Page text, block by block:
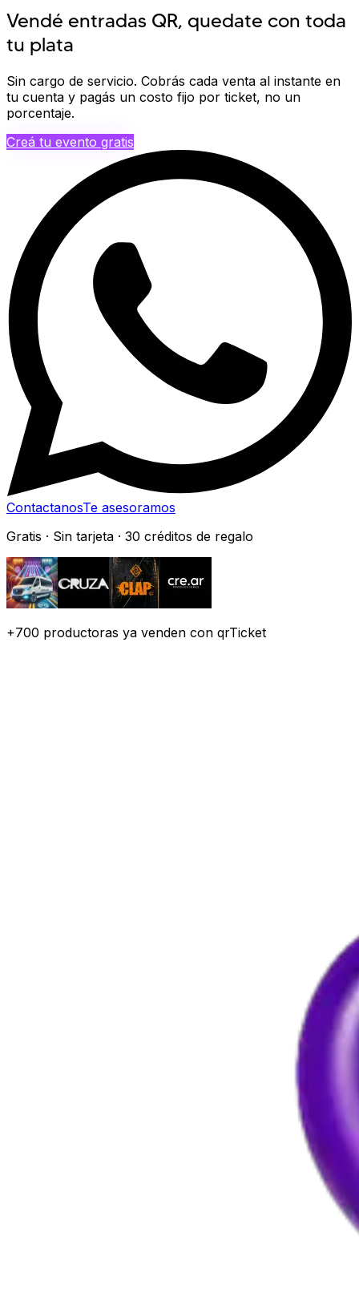
Vendé entradas QR, quedate con toda
tu plata
Sin cargo de servicio. Cobrás cada venta al instante en
tu cuenta y pagás un costo fijo por ticket, no un
porcentaje.
Creá tu evento gratis
ContactanosTe asesoramos
Gratis · Sin tarjeta · 30 créditos de regalo
+700 productoras ya venden con qrTicket